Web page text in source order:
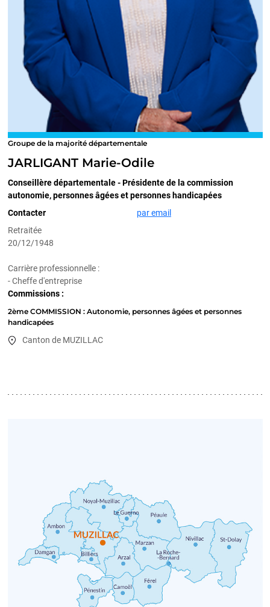
Groupe de la majorité départementale
JARLIGANT Marie-Odile
Conseillère départementale - Présidente de la commission
autonomie, personnes âgées et personnes handicapées
Contacter
par email
Retraitée
20/12/1948
Carrière professionnelle :
- Cheffe d'entreprise
Commissions :
2ème COMMISSION : Autonomie, personnes âgées et personnes
handicapées
Canton de MUZILLAC